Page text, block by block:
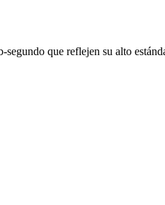
que reflejen su alto